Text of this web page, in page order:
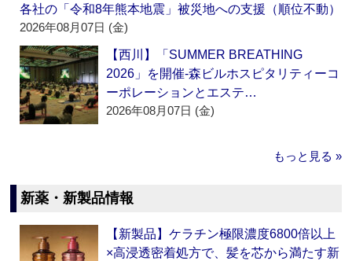
各社の「令和8年熊本地震」被災地への支援（順位不動）
2026年08月07日 (金)
【西川】「SUMMER BREATHING
2026」を開催‐森ビルホスピタリティーコ
ーポレーションとエステ…
2026年08月07日 (金)
もっと見る »
新薬・新製品情報
【新製品】ケラチン極限濃度6800倍以上
×高浸透密着処方で、髪を芯から満たす新